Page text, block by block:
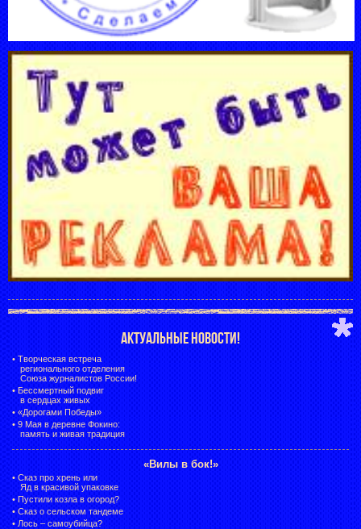
АКТУАЛЬНЫЕ НОВОСТИ!
• Творческая встреча
регионального отделения
Союза журналистов России!
• Бессмертный подвиг
в сердцах живых
• «Дорогами Победы»
• 9 Мая в деревне Фокино:
память и живая традиция
«Вилы в бок!»
• Сказ про хрень или
Яд в красивой упаковке
• Пустили козла в огород?
• Сказ о сельском тандеме
• Лось – самоубийца?